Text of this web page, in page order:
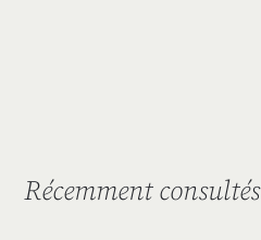
Récemment consultés